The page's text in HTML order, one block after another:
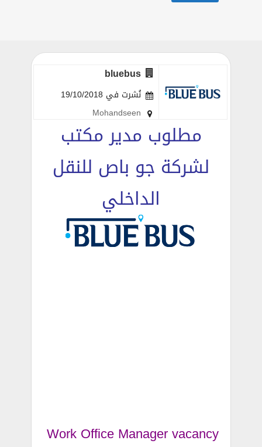
bluebus
نُشرت في 19/10/2018
Mohandseen
مطلوب مدير مكتب
لشركة جو باص للنقل
الداخلي
Work Office Manager vacancy